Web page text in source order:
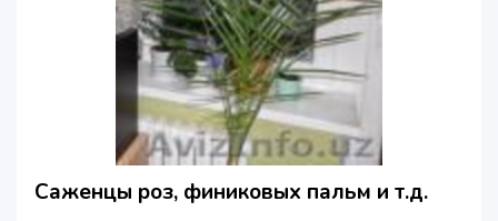
Саженцы роз, финиковых пальм и т.д.